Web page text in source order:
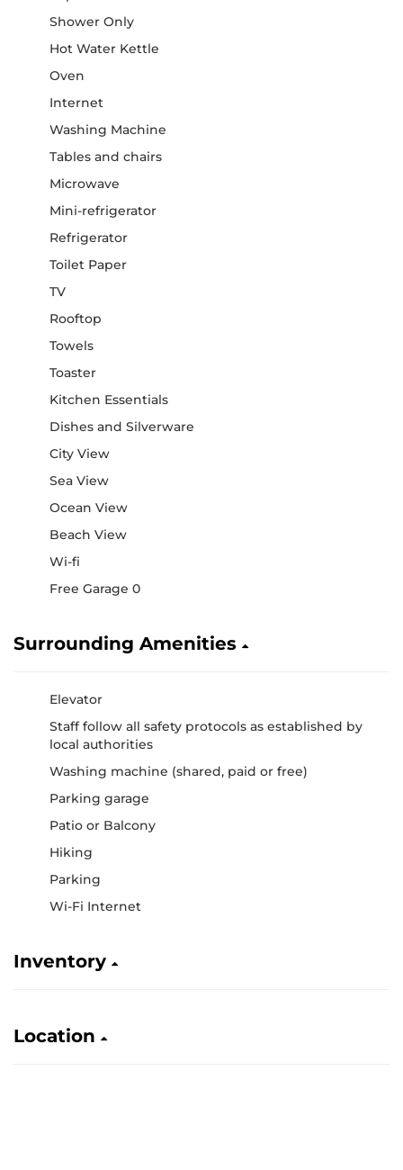
Shower Only
Hot Water Kettle
Oven
Internet
Washing Machine
Tables and chairs
Microwave
Mini-refrigerator
Refrigerator
Toilet Paper
TV
Rooftop
Towels
Toaster
Kitchen Essentials
Dishes and Silverware
City View
Sea View
Ocean View
Beach View
Wi-fi
Free Garage 0
Surrounding Amenities
Elevator
Staff follow all safety protocols as established by
local authorities
Washing machine (shared, paid or free)
Parking garage
Patio or Balcony
Hiking
Parking
Wi-Fi Internet
Inventory
Location